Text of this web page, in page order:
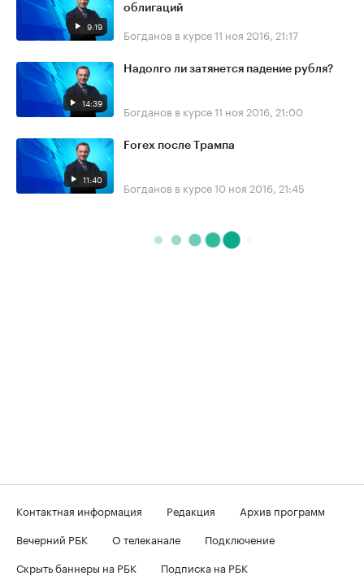
9:19
облигаций
Богданов в курсе11 ноя 2016, 21:17
14:39
Надолго ли затянется падение рубля?
Богданов в курсе11 ноя 2016, 21:00
11:40
Forex после Трампа
Богданов в курсе10 ноя 2016, 21:45
Контактная информация Редакция
Архив программ
Вечерний РБК
О телеканале
Подключение
Скрыть баннеры на РБК
Подписка на РБК